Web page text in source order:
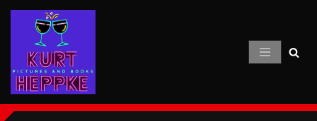
Inhalt
springen